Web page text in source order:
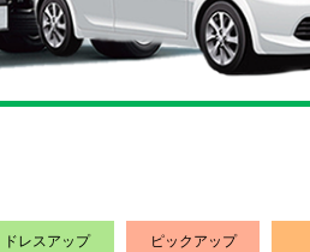
ドレスアップ ピックアップ